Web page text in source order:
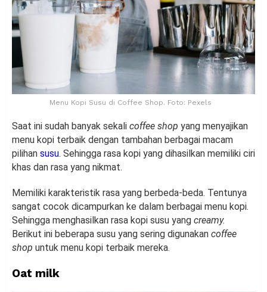
Menu Kopi Susu di Coffee Shop. Foto: Pexels
Saat ini sudah banyak sekali coffee shop yang menyajikan
menu kopi terbaik dengan tambahan berbagai macam
pilihan susu. Sehingga rasa kopi yang dihasilkan memiliki ciri
khas dan rasa yang nikmat.
Memiliki karakteristik rasa yang berbeda-beda. Tentunya
sangat cocok dicampurkan ke dalam berbagai menu kopi.
Sehingga menghasilkan rasa kopi susu yang creamy.
Berikut ini beberapa susu yang sering digunakan coffee
shop untuk menu kopi terbaik mereka.
Oat milk